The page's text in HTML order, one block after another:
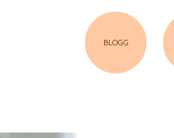
BLOGG